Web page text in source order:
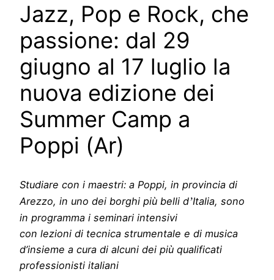
Jazz, Pop e Rock, che
passione: dal 29
giugno al 17 luglio la
nuova edizione dei
Summer Camp a
Poppi (Ar)
Studiare con i maestri: a Poppi, in provincia di
Arezzo, in uno dei borghi più belli d’Italia, sono
in programma i seminari intensivi
con lezioni di tecnica strumentale e di musica
d’insieme a cura di alcuni dei più qualificati
professionisti italiani